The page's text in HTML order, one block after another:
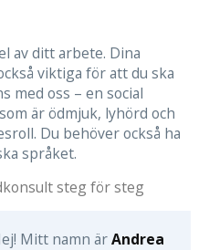
av ditt arbete. Dina
viktiga för att du ska
med oss – en social
är ödmjuk, lyhörd och
Du behöver också ha
språket.
steg för steg
Mitt namn ärAndrea